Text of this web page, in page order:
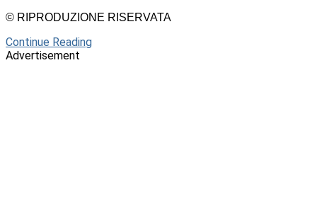
© RIPRODUZIONE RISERVATA
Continue Reading
Advertisement